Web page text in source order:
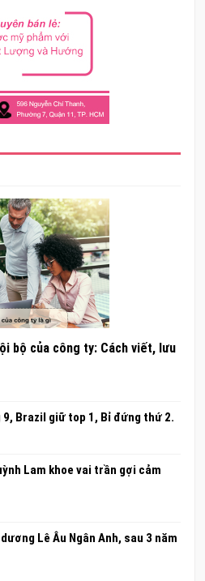
bộ của công ty: Cách viết, lưu
9, Brazil giữ top 1, Bỉ đứng thứ 2.
Lam khoe vai trần gợi cảm
Lê Âu Ngân Anh, sau 3 năm